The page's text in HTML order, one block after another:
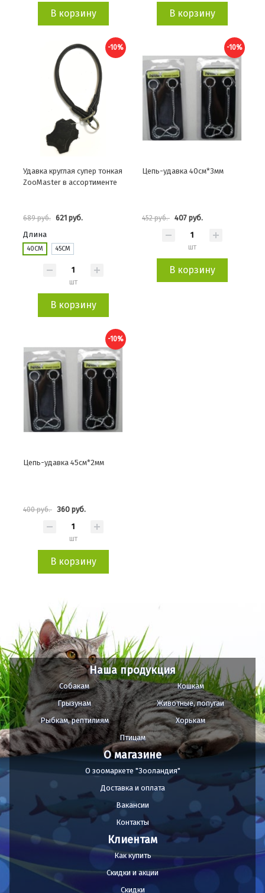
В корзину В корзину
-10%
Удавка круглая супер тонкая
ZooMaster в ассортименте
689 руб. 621 руб.
Длина
40СМ 45СМ
шт
В корзину
-10%
Цепь-удавка 40см*3мм
452 руб. 407 руб.
шт
В корзину
-10%
Цепь-удавка 45см*2мм
400 руб. 360 руб.
шт
В корзину
Наша продукция
Собакам
Кошкам
Грызунам
Животные, попугаи
Рыбкам, рептилиям
Хорькам
Птицам
О магазине
О зоомаркете "Зооландия"
Доставка и оплата
Вакансии
Контакты
Клиентам
Как купить
Скидки и акции
Скидки